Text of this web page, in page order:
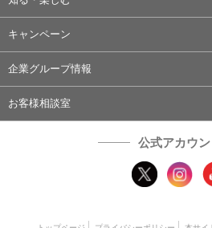
キャンペーン
企業グループ情報
お客様相談室
公式アカウン